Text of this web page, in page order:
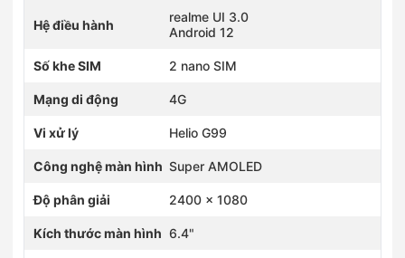
Hệ điều hành
realme UI 3.0
Android 12
Số khe SIM 2 nano SIM
Mạng di động 4G
Vi xử lý Helio G99
Công nghệ màn hình Super AMOLED
Độ phân giải 2400 x 1080
Kích thước màn hình 6.4"